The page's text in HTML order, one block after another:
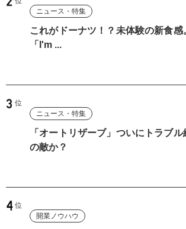
ニュース・特集
これがドーナツ！？未体験の新食
「I'm ...
ニュース・特集
「オートリザーブ」ついにトラブ
の敵か？
開業ノウハウ